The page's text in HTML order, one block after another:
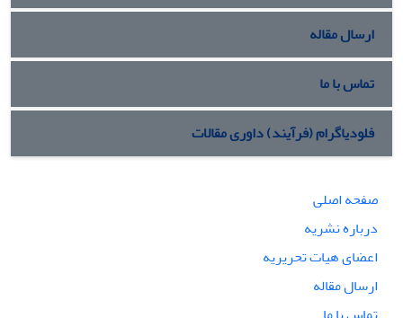
ارسال مقاله
تماس با ما
فلودیاگرام (فرآیند) داوری مقالات
صفحه اصلی
درباره نشریه
اعضای هیات تحریریه
ارسال مقاله